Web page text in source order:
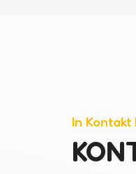
In Kontakt